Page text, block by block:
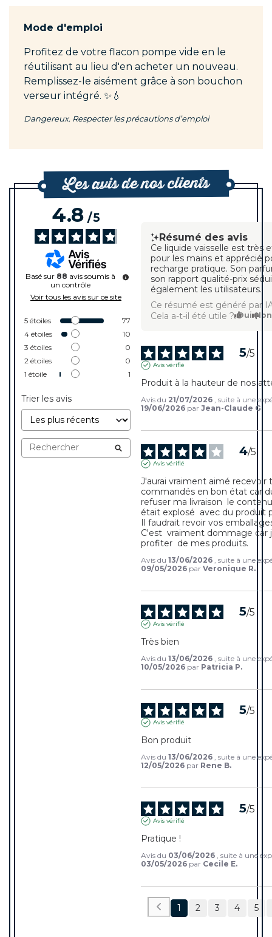
Mode d'emploi
Profitez de votre flacon pompe vide en le
réutilisant au lieu d'en acheter un nouveau.
Remplissez-le aisément grâce à son bouchon
verseur intégré. ✨💧
Dangereux. Respecter les précautions d’emploi
Les avis de nos clients
4.8/5
Basé sur 88 avis soumis à
un contrôle
Voir tous les avis sur ce site
5 étoiles
77
4 étoiles
10
3 étoiles
0
2 étoiles
0
1 étoile 1
Trier les avis
Résumé des avis
Ce liquide vaisselle est très
pour les mains et apprécié
recharge pratique. Son
son rapport qualité-prix
également les utilisateurs.
Ce résumé est généré par
Cela a-t-il été utile ? Oui Non
5/5
Avis vérifié
Produit à la hauteur de nos
Avis du 21/07/2026 , suite à une
19/06/2026 parJean-Claude G.
4/5
Avis vérifié
J'aurai vraiment aimé recevoir
commandés en bon état car
refuser ma livraison  le
était explosé  avec du produit
Il faudrait revoir vos
C'est  vraiment dommage car
profiter  de mes produits.
Avis du13/06/2026 , suite à une
09/05/2026 parVeronique R.
5/5
Avis vérifié
Très bien
Avis du13/06/2026 , suite à une
10/05/2026 par Patricia P.
5/5
Avis vérifié
Bon produit
Avis du13/06/2026 , suite à une
12/05/2026 par Rene B.
5/5
Avis vérifié
Pratique !
Avis du 03/06/2026 , suite à une
03/05/2026 par Cecile E.
1 2 3 4 5